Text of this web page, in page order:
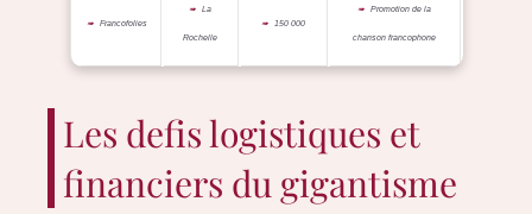
Francofolies
La
Rochelle
150 000
Promotion de la
chanson francophone
Les defis logistiques et
financiers du gigantisme